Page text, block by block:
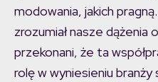
modowania, jakich
zrozumiał nasze dążenia
przekonani, że ta
rolę w wyniesieniu branży